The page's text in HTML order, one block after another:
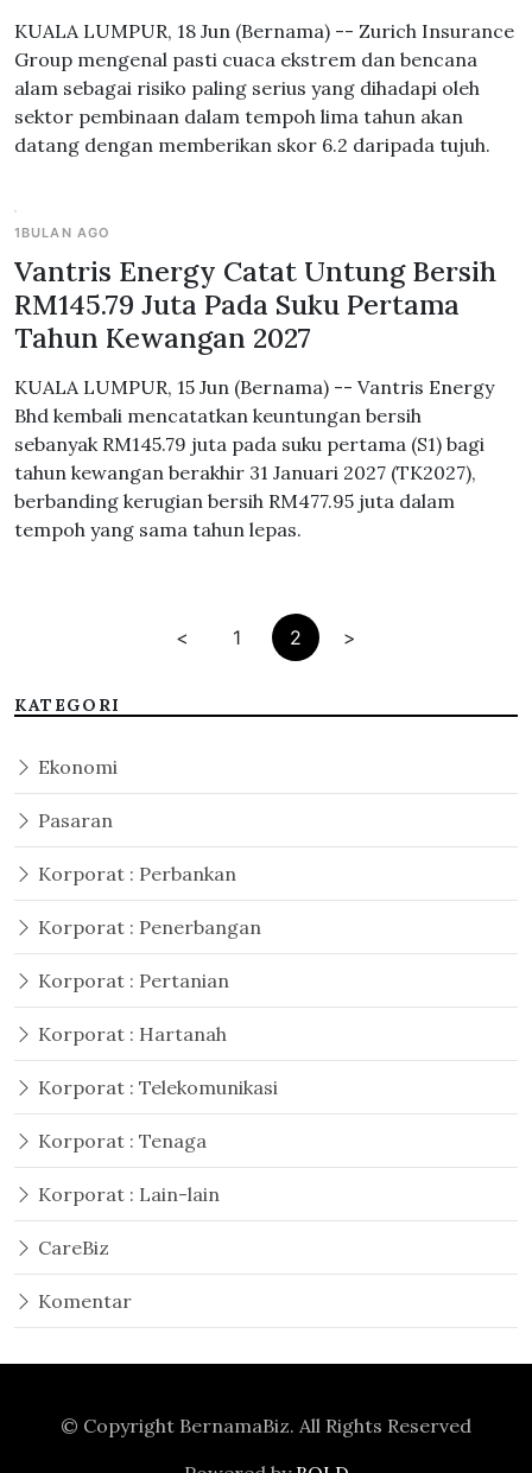
KUALA LUMPUR, 18 Jun (Bernama) -- Zurich Insurance
Group mengenal pasti cuaca ekstrem dan bencana
alam sebagai risiko paling serius yang dihadapi oleh
sektor pembinaan dalam tempoh lima tahun akan
datang dengan memberikan skor 6.2 daripada tujuh.
1BULAN AGO
Vantris Energy Catat Untung Bersih
RM145.79 Juta Pada Suku Pertama
Tahun Kewangan 2027
KUALA LUMPUR, 15 Jun (Bernama) -- Vantris Energy
Bhd kembali mencatatkan keuntungan bersih
sebanyak RM145.79 juta pada suku pertama (S1) bagi
tahun kewangan berakhir 31 Januari 2027 (TK2027),
berbanding kerugian bersih RM477.95 juta dalam
tempoh yang sama tahun lepas.
< 1 2 >
KATEGORI
Ekonomi
Pasaran
Korporat : Perbankan
Korporat : Penerbangan
Korporat : Pertanian
Korporat : Hartanah
Korporat : Telekomunikasi
Korporat : Tenaga
Korporat : Lain-lain
CareBiz
Komentar
© Copyright BernamaBiz. All Rights Reserved